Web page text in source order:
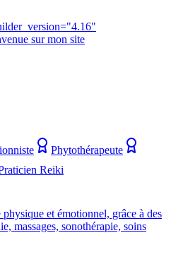
sur mon site
Phytothérapeute
Reiki
et émotionnel, grâce à des
massages, sonothérapie, soins